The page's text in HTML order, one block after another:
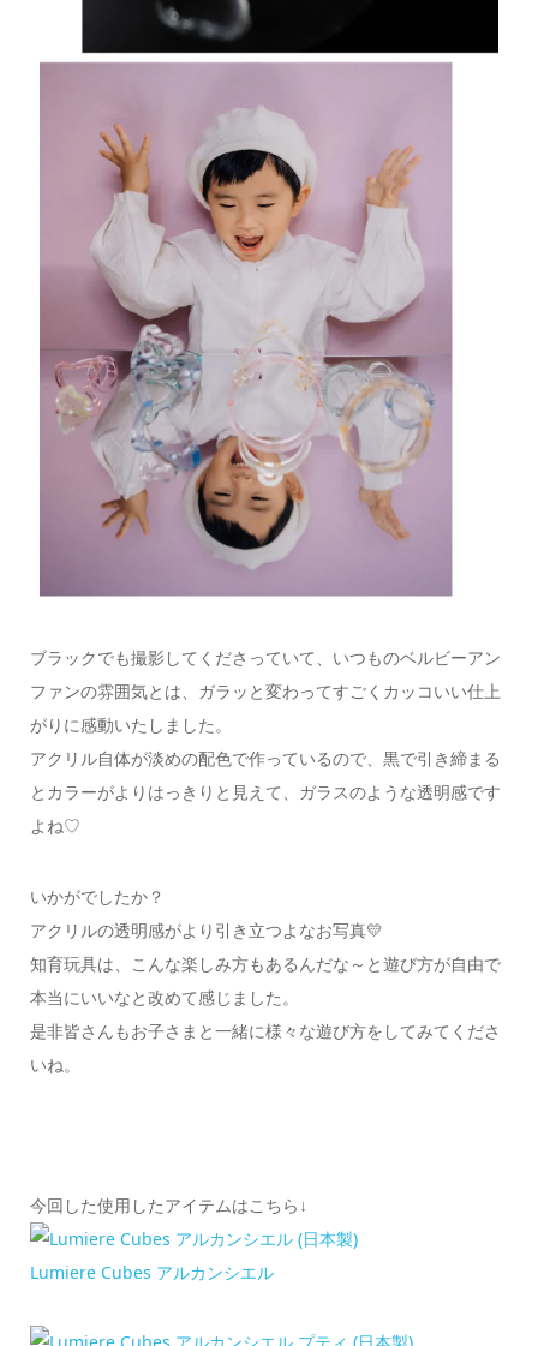
ブラックでも撮影してくださっていて、いつものベルビーアン
ファンの雰囲気とは、ガラッと変わってすごくカッコいい仕上
がりに感動いたしました。
アクリル自体が淡めの配色で作っているので、黒で引き締まる
とカラーがよりはっきりと見えて、ガラスのような透明感です
よね♡
いかがでしたか？
アクリルの透明感がより引き立つよなお写真💛
知育玩具は、こんな楽しみ方もあるんだな～と遊び方が自由で
本当にいいなと改めて感じました。
是非皆さんもお子さまと一緒に様々な遊び方をしてみてくださ
いね。
今回した使用したアイテムはこちら↓
Lumiere Cubes アルカンシエル